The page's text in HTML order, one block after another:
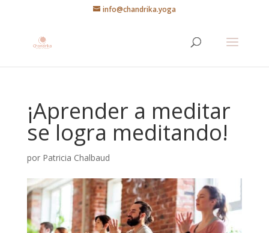
info@chandrika.yoga
¡Aprender a meditar
se logra meditando!
por Patricia Chalbaud